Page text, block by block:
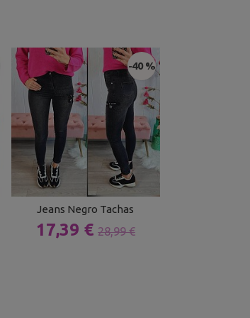
-40 %
Jeans Negro Tachas
17,39 € 28,99 €